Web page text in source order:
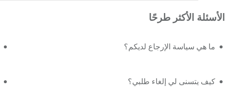
الأسئلة الأكثر طرحًا
ما هي سياسة الإرجاع لديكم؟
كيف يتسنى لي إلغاء طلبي؟